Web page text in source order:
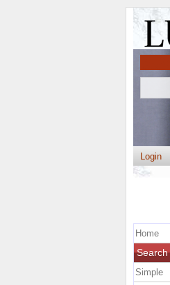
Login
Home
Search
Simple